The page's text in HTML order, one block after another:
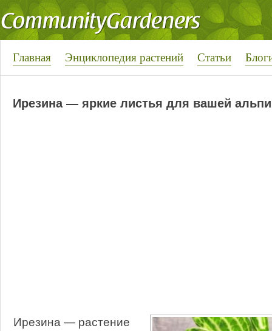
Главная Энциклопедия растений Статьи
Ирезина — яркие листья для вашей
Ирезина — растение